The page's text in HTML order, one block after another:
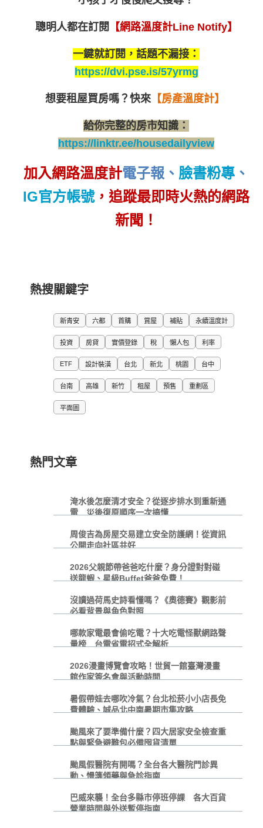
聰明人都在訂閱 【網路溫度計Line Notify】
一鍵就訂閱，話題不漏接：
https://dvi.pse.is/57yrmg
想要租屋買房嗎？ 快來【房產溫度計】
給你完整的房市知識：
https://linktr.ee/housedailyview
加入網路溫度計電子報 、 臉書粉專 、
IG官方帳號，追蹤最即時火熱的網路
新聞！
熱搜關鍵字
新青安 六都 首購 賞屋 補貼 永續溫度計
投資 房貸 實價登錄 稅 懶人包 利率
ETF 設計裝潢 台北 新北 桃園 台中
台南 高雄 新竹 租屋 預售 重劃區
平面圖
熱門文章
淹水後怎麼清才安全？從逐步排水到重新通
電 災後復原順序一次搞懂
周俊吉為房屋交易建立安全防護網！從資訊
公開走向社區共好
2026父親節帶爸爸吃什麼？身分證對對碰
送龍蝦、星級Buffet爸爸免費！
沒讀過荷馬史詩看懂嗎？《奧德賽》觀影前
必看背景與角色對照
哪款家電最會偷吃電？十大吃電怪獸網路聲
量榜 台電省電招式全解析
2026漫畫博覽會攻略！世貿一館臺灣漫畫
館作家簽名會與活動時間
暑假帶娃去哪吹冷氣？台北松菸小小店長免
費體驗、誠品北中南暑期市集攻略
颱風來了要準備什麼？四大居家安全檢查重
點與緊急避難包必備囤貨清單
颱風假醫院有開嗎？全台各大醫院門診異
動、慢箋領藥與急診指南
巴威來襲！全台多縣市停班停課 各大百貨
營業時間與外送暫停指南